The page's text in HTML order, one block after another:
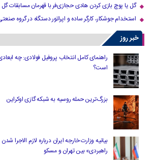
گل یا پوچ بازی کردن هادی حجازی‌فر با قهرمان مسابقات گل
استخدام جوشکار، کارگر ساده و اپراتور دستگاه در گروه
خبر روز
راهنمای کامل انتخاب پروفیل فولادی: چه
است؟
بزرگ‌ترین حمله روسیه به شبکه گازی اوکراین
بیانیه وزارت خارجه ایران درباره لازم‌ الاجرا
راهبردی» بین تهران و مسکو